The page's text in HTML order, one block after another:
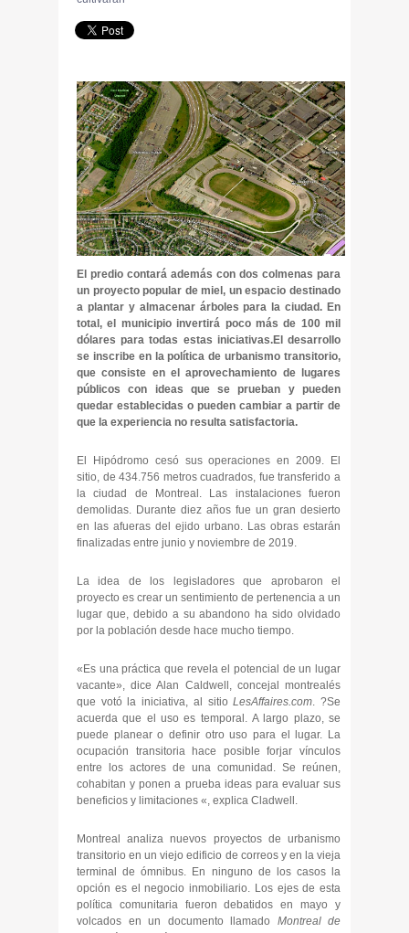
El predio contará además con dos colmenas para
un proyecto popular de miel, un espacio destinado
a plantar y almacenar árboles para la ciudad. En
total, el municipio invertirá poco más de 100 mil
dólares para todas estas iniciativas.El desarrollo
se inscribe en la política de urbanismo transitorio,
que consiste en el aprovechamiento de lugares
públicos con ideas que se prueban y pueden
quedar establecidas o pueden cambiar a partir de
que la experiencia no resulta satisfactoria.
El Hipódromo cesó sus operaciones en 2009. El
sitio, de 434.756 metros cuadrados, fue transferido a
la ciudad de Montreal. Las instalaciones fueron
demolidas. Durante diez años fue un gran desierto
en las afueras del ejido urbano. Las obras estarán
finalizadas entre junio y noviembre de 2019.
La idea de los legisladores que aprobaron el
proyecto es crear un sentimiento de pertenencia a un
lugar que, debido a su abandono ha sido olvidado
por la población desde hace mucho tiempo.
«Es una práctica que revela el potencial de un lugar
vacante», dice Alan Caldwell, concejal montrealés
que votó la iniciativa, al sitioLesAffaires.com. ?Se
acuerda que el uso es temporal. A largo plazo, se
puede planear o definir otro uso para el lugar. La
ocupación transitoria hace posible forjar vínculos
entre los actores de una comunidad. Se reúnen,
cohabitan y ponen a prueba ideas para evaluar sus
beneficios y limitaciones «, explica Cladwell.
Montreal analiza nuevos proyectos de urbanismo
transitorio en un viejo edificio de correos y en la vieja
terminal de ómnibus. En ninguno de los casos la
opción es el negocio inmobiliario. Los ejes de esta
política comunitaria fueron debatidos en mayo y
volcados en un documento llamado Montreal de